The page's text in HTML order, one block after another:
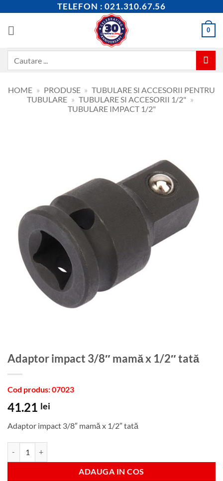
content
TELEFON : 021.310.67.56
0
HOME » PRODUSE » TUBULARE SI ACCESORII PENTRU
TUBULARE » TUBULARE SI ACCESORII 1/2" »
TUBULARE IMPACT 1/2"
Adaptor impact 3/8″ mamă x 1/2″ tată
Cod produs: 07023
41.21 lei
Adaptor impact 3/8″ mamă x 1/2″ tată
ADAUGA IN COS